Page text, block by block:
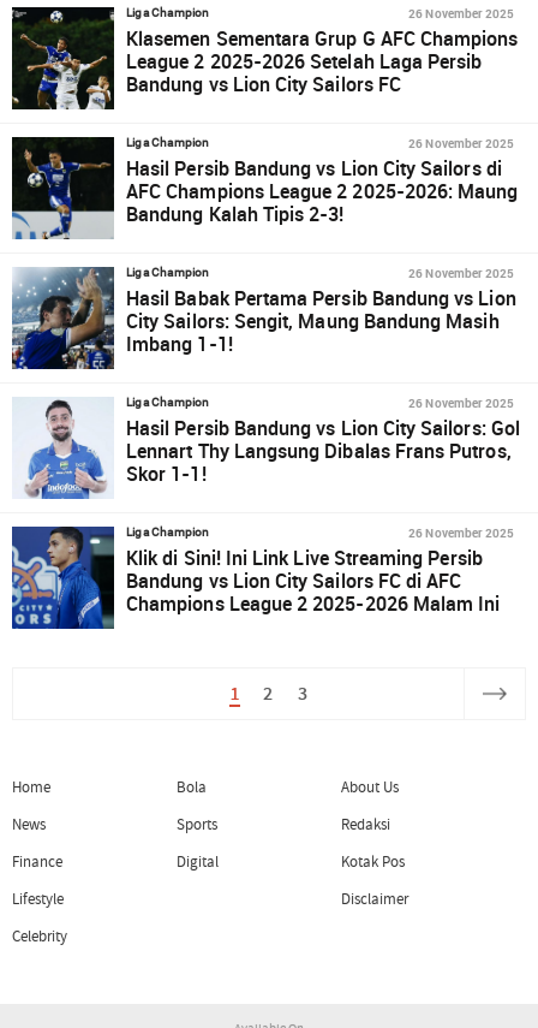
Liga Champion 26 November 2025
Klasemen Sementara Grup G AFC Champions
League 2 2025-2026 Setelah Laga Persib
Bandung vs Lion City Sailors FC
Liga Champion 26 November 2025
Hasil Persib Bandung vs Lion City Sailors di
AFC Champions League 2 2025-2026: Maung
Bandung Kalah Tipis 2-3!
Liga Champion 26 November 2025
Hasil Babak Pertama Persib Bandung vs Lion
City Sailors: Sengit, Maung Bandung Masih
Imbang 1-1!
Liga Champion 26 November 2025
Hasil Persib Bandung vs Lion City Sailors: Gol
Lennart Thy Langsung Dibalas Frans Putros,
Skor 1-1!
Liga Champion 26 November 2025
Klik di Sini! Ini Link Live Streaming Persib
Bandung vs Lion City Sailors FC di AFC
Champions League 2 2025-2026 Malam Ini
1 2 3
Home
News
Finance
Lifestyle
Celebrity
Bola
Sports
Digital
About Us
Redaksi
Kotak Pos
Disclaimer